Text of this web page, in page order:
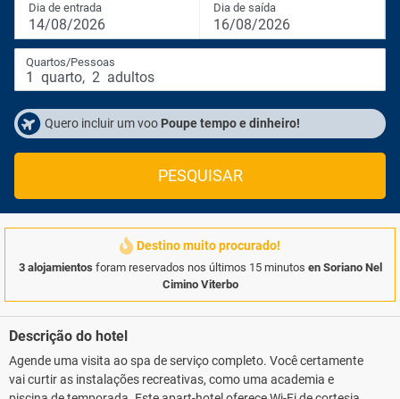
Dia de entrada
14/08/2026
Dia de saída
16/08/2026
Quartos/Pessoas
1 quarto, 2 adultos
Quero incluir um voo Poupe tempo e dinheiro!
PESQUISAR
Destino muito procurado!
3 alojamientos foram reservados nos últimos 15 minutos en Soriano Nel
Cimino Viterbo
Descrição do hotel
Agende uma visita ao spa de serviço completo. Você certamente
vai curtir as instalações recreativas, como uma academia e